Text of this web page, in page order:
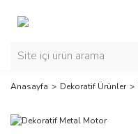
Anasayfa Dekoratif Ürünler